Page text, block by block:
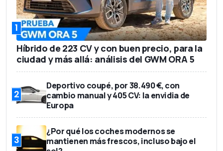
1
Híbrido de 223 CV y con buen precio, para la
ciudad y más allá: análisis del GWM ORA 5
2
Deportivo coupé, por 38.490 €, con
cambio manual y 405 CV: la envidia de
Europa
3
¿Por qué los coches modernos se
mantienen más frescos, incluso bajo el